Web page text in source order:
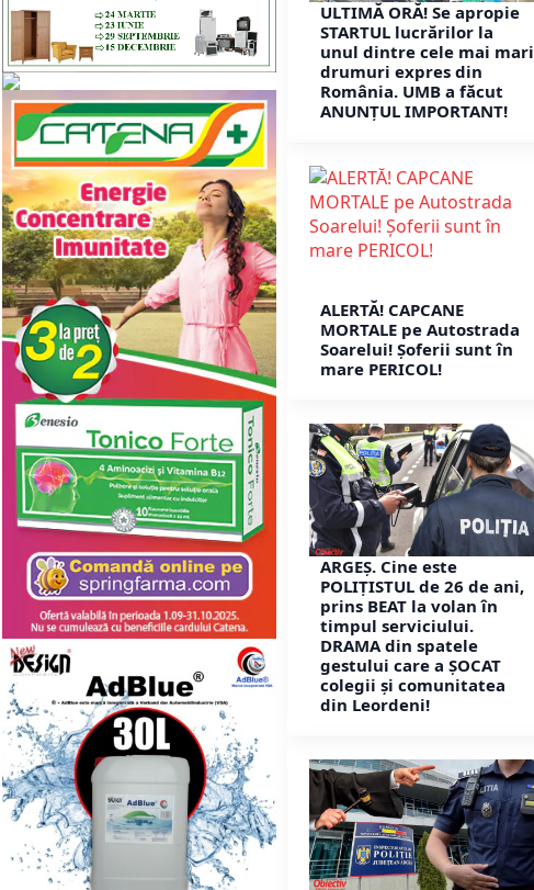
ULTIMĂ ORĂ! Se apropie
STARTUL lucrărilor la
unul dintre cele mai mari
drumuri expres din
România. UMB a făcut
ANUNȚUL IMPORTANT!
ALERTĂ! CAPCANE
MORTALE pe Autostrada
Soarelui! Șoferii sunt în
mare PERICOL!
ARGEȘ. Cine este
POLIȚISTUL de 26 de ani,
prins BEAT la volan în
timpul serviciului.
DRAMA din spatele
gestului care a ȘOCAT
colegii și comunitatea
din Leordeni!